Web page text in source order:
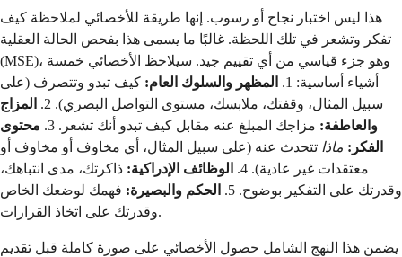
هذا ليس اختبار نجاح أو رسوب. إنها طريقة للأخصائي لملاحظة كيف
تفكر وتشعر في تلك اللحظة. غالبًا ما يسمى هذا بفحص الحالة العقلية
(MSE)، وهو جزء قياسي من أي تقييم جيد. سيلاحظ الأخصائي خمسة
أشياء أساسية: 1.
المظهر والسلوك العام: كيف تبدو وتتصرف (على
سبيل المثال، وقفتك، ملابسك، مستوى التواصل البصري). 2.
المزاج
والعاطفة: مزاجك المبلغ عنه مقابل كيف تبدو أنك تشعر. 3.
محتوى
الفكر: ماذا تتحدث عنه (على سبيل المثال، أي مخاوف أو مخاوف أو
معتقدات غير عادية). 4.
الوظائف الإدراكية: ذاكرتك، مدى انتباهك،
وقدرتك على التفكير بوضوح. 5.
الحكم والبصيرة: فهمك لوضعك الخاص
وقدرتك على اتخاذ القرارات.
يضمن هذا النهج الشامل حصول الأخصائي على صورة كاملة قبل تقديم